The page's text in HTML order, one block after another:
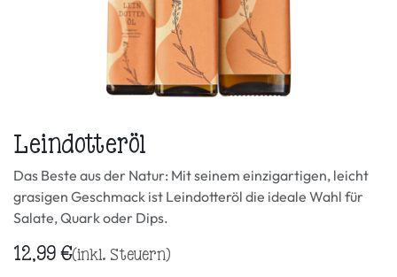
Leindotteröl
Das Beste aus der Natur: Mit seinem einzigartigen, leicht
grasigen Geschmack ist Leindotteröl die ideale Wahl für
Salate, Quark oder Dips.
12,99€(inkl. Steuern)